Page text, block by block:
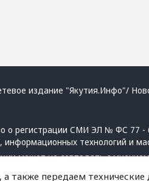
издание "Якутия.Инфо"/
о регистрации СМИ ЭЛ № ФС 77
информационных технологий и
может не совпадать с
материалов обязательна
также передаем